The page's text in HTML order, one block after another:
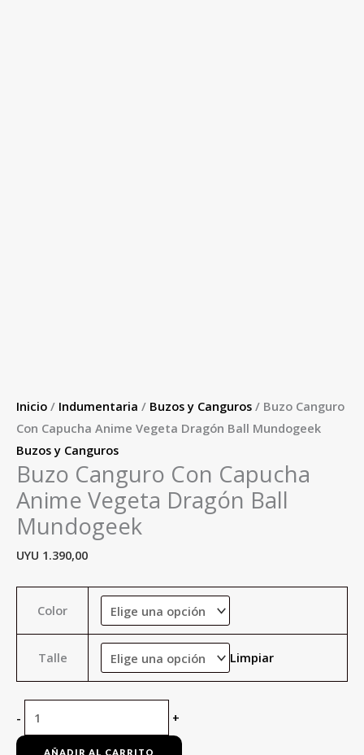
Inicio / Indumentaria / Buzos y Canguros / Buzo Canguro
Con Capucha Anime Vegeta Dragón Ball Mundogeek
Buzos y Canguros
Buzo Canguro Con Capucha
Anime Vegeta Dragón Ball
Mundogeek
UYU 1.390,00
Color
Talle Limpiar
- +
AÑADIR AL CARRITO